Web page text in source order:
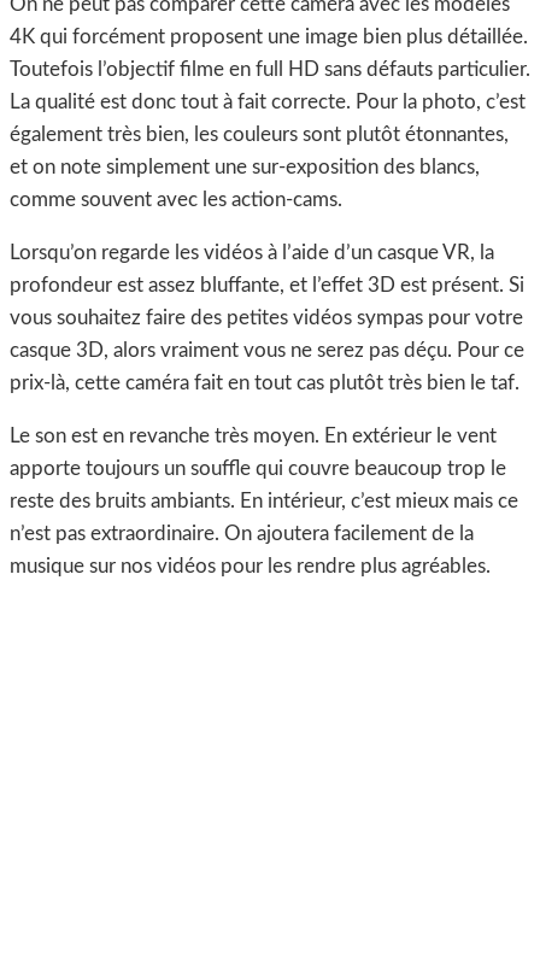
4K qui forcément proposent une image bien plus détaillée.
Toutefois l’objectif filme en full HD sans défauts particulier.
La qualité est donc tout à fait correcte. Pour la photo, c’est
également très bien, les couleurs sont plutôt étonnantes,
et on note simplement une sur-exposition des blancs,
comme souvent avec les action-cams.
Lorsqu’on regarde les vidéos à l’aide d’un casque VR, la
profondeur est assez bluffante, et l’effet 3D est présent. Si
vous souhaitez faire des petites vidéos sympas pour votre
casque 3D, alors vraiment vous ne serez pas déçu. Pour ce
prix-là, cette caméra fait en tout cas plutôt très bien le taf.
Le son est en revanche très moyen. En extérieur le vent
apporte toujours un souffle qui couvre beaucoup trop le
reste des bruits ambiants. En intérieur, c’est mieux mais ce
n’est pas extraordinaire. On ajoutera facilement de la
musique sur nos vidéos pour les rendre plus agréables.